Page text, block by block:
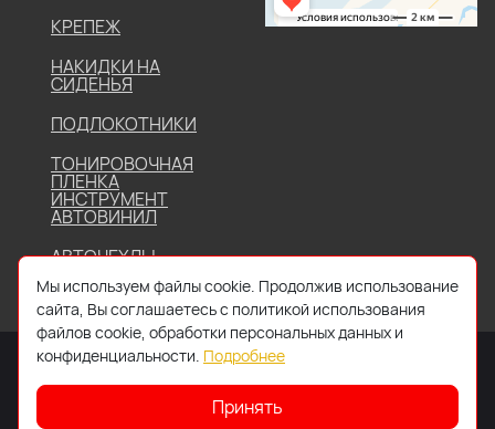
КРЕПЕЖ
НАКИДКИ НА
СИДЕНЬЯ
ПОДЛОКОТНИКИ
ТОНИРОВОЧНАЯ
ПЛЕНКА
ИНСТРУМЕНТ
АВТОВИНИЛ
АВТОЧЕХЛЫ
Мы используем файлы cookie. Продолжив использование
сайта, Вы соглашаетесь с политикой использования
файлов cookie, обработки персональных данных и
конфиденциальности. Подробнее
Принять